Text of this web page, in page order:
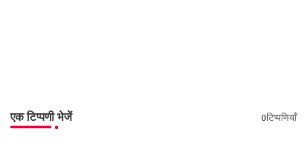
एक टिप्पणी भेजें 0टिप्पणियाँ